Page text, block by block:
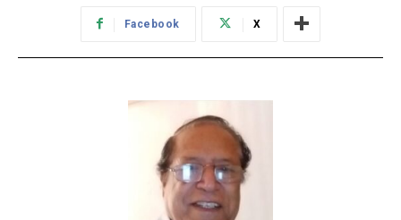
Facebook X